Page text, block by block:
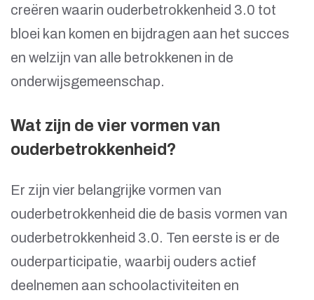
creëren waarin ouderbetrokkenheid 3.0 tot
bloei kan komen en bijdragen aan het succes
en welzijn van alle betrokkenen in de
onderwijsgemeenschap.
Wat zijn de vier vormen van
ouderbetrokkenheid?
Er zijn vier belangrijke vormen van
ouderbetrokkenheid die de basis vormen van
ouderbetrokkenheid 3.0. Ten eerste is er de
ouderparticipatie, waarbij ouders actief
deelnemen aan schoolactiviteiten en